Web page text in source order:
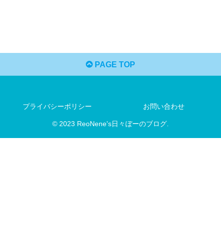
PAGE TOP
プライバシーポリシー お問い合わせ
© 2023 ReoNene's日々ぼーのブログ.